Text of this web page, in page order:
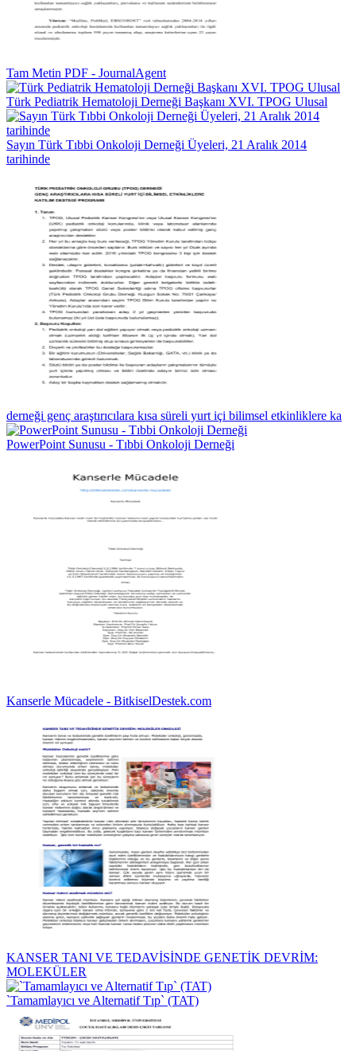
Tam Metin PDF - JournalAgent
Türk Pediatrik Hematoloji Derneği Başkanı XVI. TPOG Ulusal
Sayın Türk Tıbbi Onkoloji Derneği Üyeleri, 21 Aralık 2014
tarihinde
derneği genç araştırıcılara kısa süreli yurt içi bilimsel etkinliklere ka
PowerPoint Sunusu - Tıbbi Onkoloji Derneği
Kanserle Mücadele - BitkiselDestek.com
KANSER TANI VE TEDAVİSİNDE GENETİK DEVRİM:
MOLEKÜLER
`Tamamlayıcı ve Alternatif Tıp` (TAT)